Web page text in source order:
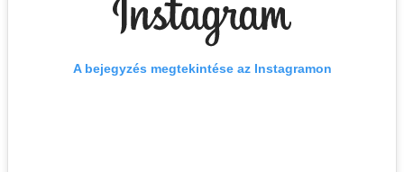
A bejegyzés megtekintése az Instagramon